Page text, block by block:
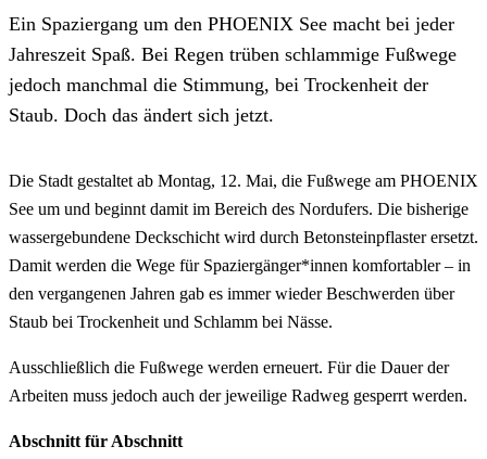
Ein Spaziergang um den PHOENIX See macht bei jeder
Jahreszeit Spaß. Bei Regen trüben schlammige Fußwege
jedoch manchmal die Stimmung, bei Trockenheit der
Staub. Doch das ändert sich jetzt.
Die Stadt gestaltet ab Montag, 12. Mai, die Fußwege am PHOENIX
See um und beginnt damit im Bereich des Nordufers. Die bisherige
wassergebundene Deckschicht wird durch Betonsteinpflaster ersetzt.
Damit werden die Wege für Spaziergänger*innen komfortabler – in
den vergangenen Jahren gab es immer wieder Beschwerden über
Staub bei Trockenheit und Schlamm bei Nässe.
Ausschließlich die Fußwege werden erneuert. Für die Dauer der
Arbeiten muss jedoch auch der jeweilige Radweg gesperrt werden.
Abschnitt für Abschnitt